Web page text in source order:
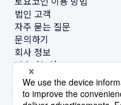
법인 고객
자주 묻는 질문
문의하기
회사 정보
지속가능성